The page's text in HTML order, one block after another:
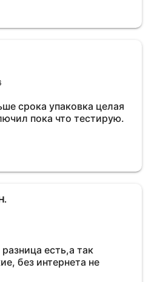
срока упаковка целая
пока что тестирую.
есть,а так
без интернета не